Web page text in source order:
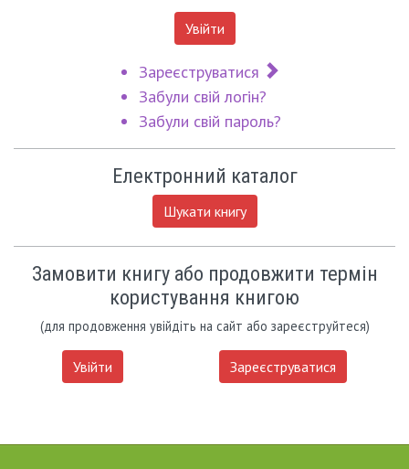
Увійти
Зареєструватися
Забули свій логін?
Забули свій пароль?
Електронний каталог
Шукати книгу
Замовити книгу або продовжити термін
користування книгою
(для продовження увійдіть на сайт або зареєструйтеся)
Увійти Зареєструватися